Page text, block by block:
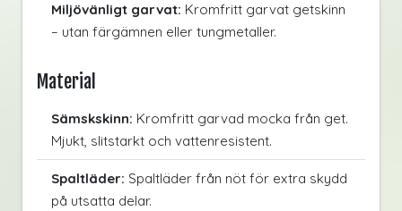
Miljövänligt garvat: Kromfritt garvat getskinn
– utan färgämnen eller tungmetaller.
Material
Sämskskinn: Kromfritt garvad mocka från get.
Mjukt, slitstarkt och vattenresistent.
Spaltläder: Spaltläder från nöt för extra skydd
på utsatta delar.